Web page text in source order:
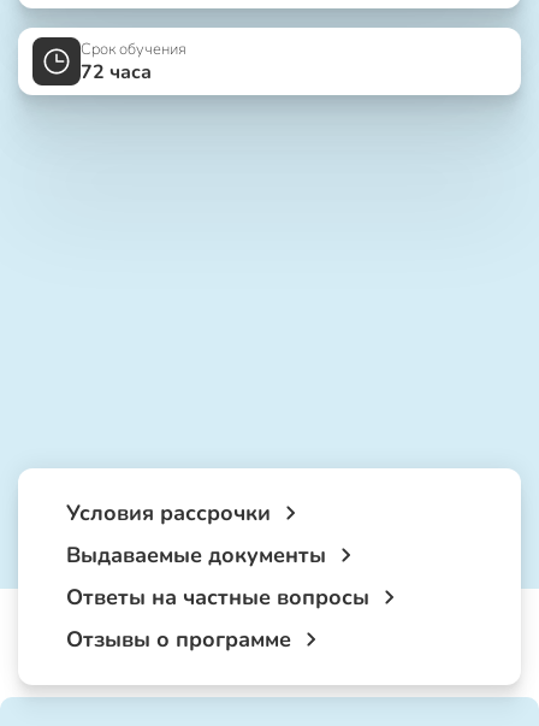
Срок обучения
72 часа
Условия рассрочки
Выдаваемые документы
Ответы на частные вопросы
Отзывы о программе